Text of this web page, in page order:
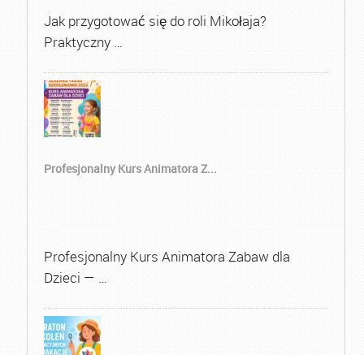
Jak przygotować się do roli Mikołaja?
Praktyczny …
Profesjonalny Kurs Animatora Z...
Profesjonalny Kurs Animatora Zabaw dla
Dzieci — …